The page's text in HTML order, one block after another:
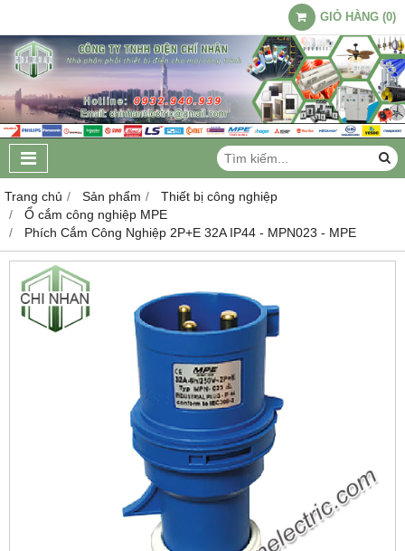
GIỎ HÀNG (0)
Trang chủ Sản phẩm
Thiết bị công nghiệp
Ổ cắm công nghiệp MPE
Phích Cắm Công Nghiệp 2P+E 32A IP44 - MPN023 - MPE